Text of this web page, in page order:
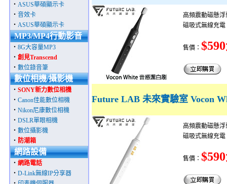
‧ ASUS華碩顯示卡
‧ 音效卡
‧ ASUS華碩顯示卡
MP3/MP4行動影音
‧ 8G大容量MP3
‧ 創見Transcend
‧ 數位錄音筆
數位相機/攝影機
‧ SONY新力數位相機
‧ Canon佳能數位相機
‧ Nikon尼康數位相機
‧ DSLR單眼相機
‧ 數位攝影機
‧ 防潮箱
網路設備
‧ 網路電話
‧ D-Link無線IP分享器
高頻震動磁懸
磁吸式無線充電
售價：
Future LAB 未來實驗室 Vocon
高頻震動磁懸
磁吸式無線充電
售價：